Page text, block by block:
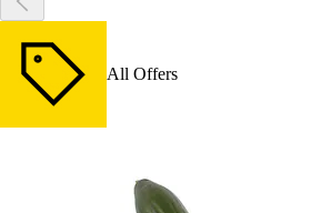
All Offers